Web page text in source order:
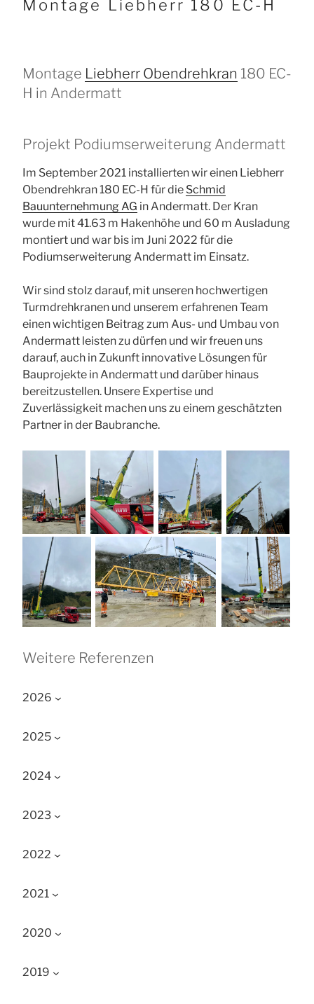
Montage Liebherr 180 EC-H
Montage Liebherr Obendrehkran 180 EC-
H in Andermatt
Projekt Podiumserweiterung Andermatt
Im September 2021 installierten wir einen Liebherr
Obendrehkran 180 EC-H für die Schmid
Bauunternehmung AG in Andermatt. Der Kran
wurde mit 41.63 m Hakenhöhe und 60 m Ausladung
montiert und war bis im Juni 2022 für die
Podiumserweiterung Andermatt im Einsatz.
Wir sind stolz darauf, mit unseren hochwertigen
Turmdrehkranen und unserem erfahrenen Team
einen wichtigen Beitrag zum Aus- und Umbau von
Andermatt leisten zu dürfen und wir freuen uns
darauf, auch in Zukunft innovative Lösungen für
Bauprojekte in Andermatt und darüber hinaus
bereitzustellen. Unsere Expertise und
Zuverlässigkeit machen uns zu einem geschätzten
Partner in der Baubranche.
Weitere Referenzen
2026
2025
2024
2023
2022
2021
2020
2019